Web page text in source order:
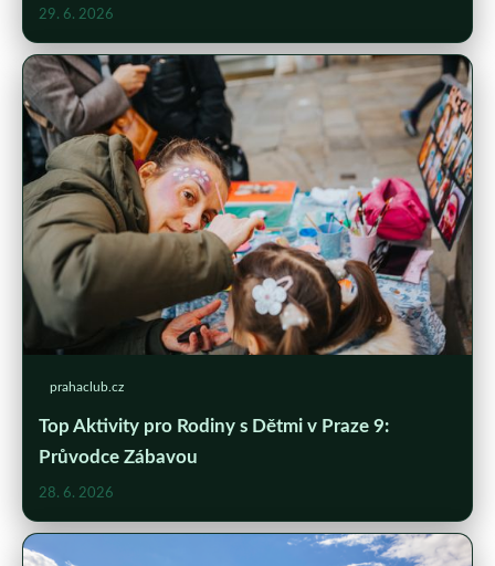
29. 6. 2026
prahaclub.cz
Top Aktivity pro Rodiny s Dětmi v Praze 9:
Průvodce Zábavou
28. 6. 2026